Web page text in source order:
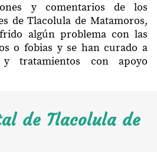
y comentarios de los
de Tlacolula de Matamoros,
algún problema con las
o fobias y se han curado a
tratamientos con apoyo
de Tlacolula de